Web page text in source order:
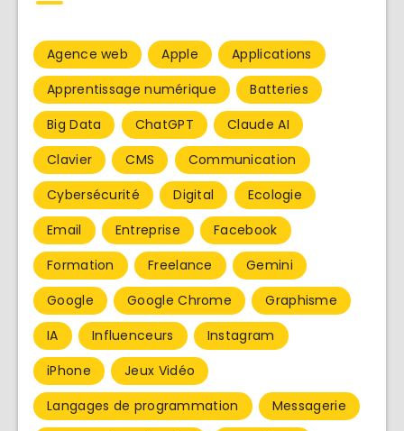
Agence web Apple
Applications
Apprentissage numérique
Batteries
Big Data
ChatGPT
Claude AI
Clavier
CMS
Communication
Cybersécurité
Digital
Ecologie
Email
Entreprise
Facebook
Formation
Freelance
Gemini
Google
Google Chrome
Graphisme
IA
Influenceurs
Instagram
iPhone
Jeux Vidéo
Langages de programmation
Messagerie